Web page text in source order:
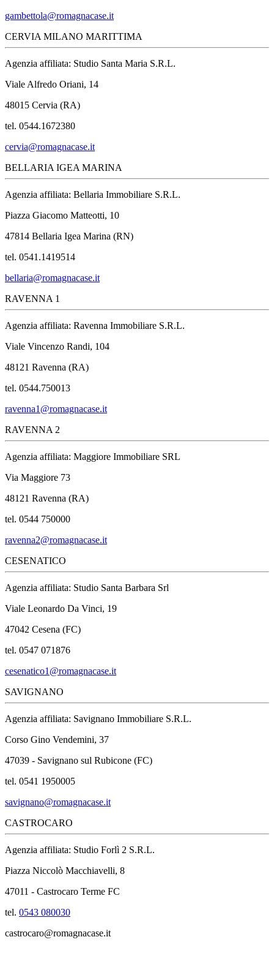
gambettola@romagnacase.it
CERVIA MILANO MARITTIMA
Agenzia affiliata: Studio Santa Maria S.R.L.
Viale Alfredo Oriani, 14
48015 Cervia (RA)
tel. 0544.1672380
cervia@romagnacase.it
BELLARIA IGEA MARINA
Agenzia affiliata: Bellaria Immobiliare S.R.L.
Piazza Giacomo Matteotti, 10
47814 Bellaria Igea Marina (RN)
tel. 0541.1419514
bellaria@romagnacase.it
RAVENNA 1
Agenzia affiliata: Ravenna Immobiliare S.R.L.
Viale Vincenzo Randi, 104
48121 Ravenna (RA)
tel. 0544.750013
ravenna1@romagnacase.it
RAVENNA 2
Agenzia affiliata: Maggiore Immobiliare SRL
Via Maggiore 73
48121 Ravenna (RA)
tel. 0544 750000
ravenna2@romagnacase.it
CESENATICO
Agenzia affiliata: Studio Santa Barbara Srl
Viale Leonardo Da Vinci, 19
47042 Cesena (FC)
tel. 0547 071876
cesenatico1@romagnacase.it
SAVIGNANO
Agenzia affiliata: Savignano Immobiliare S.R.L.
Corso Gino Vendemini, 37
47039 - Savignano sul Rubicone (FC)
tel. 0541 1950005
savignano@romagnacase.it
CASTROCARO
Agenzia affiliata: Studio Forlì 2 S.R.L.
Piazza Niccolò Macchiavelli, 8
47011 - Castrocaro Terme FC
tel. 0543 080030
castrocaro@romagnacase.it